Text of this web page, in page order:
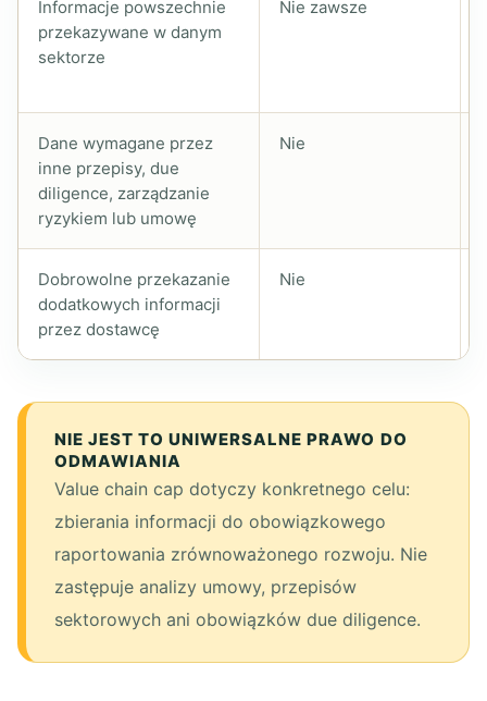
Informacje powszechnie
przekazywane w danym
sektorze
Nie zawsze
Dane wymagane przez
inne przepisy, due
diligence, zarządzanie
ryzykiem lub umowę
Nie
Dobrowolne przekazanie
dodatkowych informacji
przez dostawcę
Nie
NIE JEST TO UNIWERSALNE PRAWO DO
ODMAWIANIA
Value chain cap dotyczy konkretnego celu:
zbierania informacji do obowiązkowego
raportowania zrównoważonego rozwoju. Nie
zastępuje analizy umowy, przepisów
sektorowych ani obowiązków due diligence.